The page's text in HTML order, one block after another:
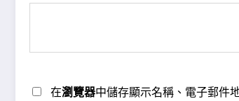
在瀏覽器中儲存顯示名稱、電子郵件